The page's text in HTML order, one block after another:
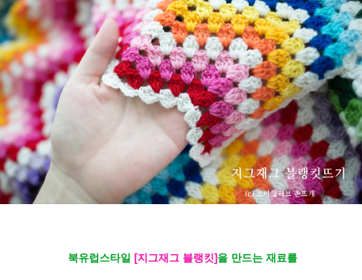
북유럽스타일 [지그재그 블랭킷] 을 만드는 재료를